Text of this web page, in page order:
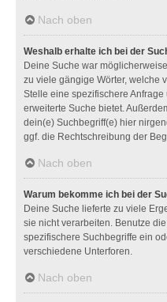
Nach oben
Weshalb erhalte ich bei der
Deine Suche war
zu viele gängige Wörter, welche
Stelle eine spezifischere
erweiterte Suche bietet.
dein(e) Suchbegriff(e) hier
ggf. die Rechtschreibung der
Nach oben
Warum bekomme ich bei der
Deine Suche lieferte zu viele
sie nicht verarbeiten. Benutze
spezifischere Suchbegriffe ein
verschiedene Unterforen.
Nach oben